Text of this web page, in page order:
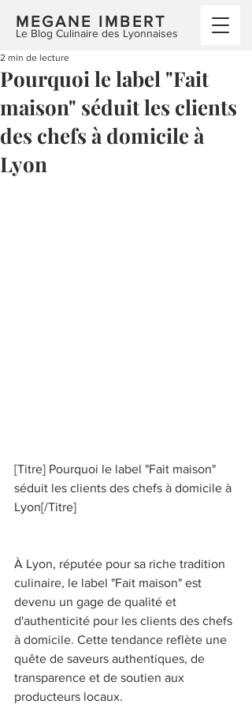
MEGANE IMBERT
Le Blog Culinaire des Lyonnaises
Pourquoi le label "Fait
maison" séduit les clients
des chefs à domicile à
Lyon
2 min de lecture
[Titre] Pourquoi le label "Fait maison"
séduit les clients des chefs à domicile à
Lyon[/Titre]
À Lyon, réputée pour sa riche tradition
culinaire, le label "Fait maison" est
devenu un gage de qualité et
d'authenticité pour les clients des chefs
à domicile. Cette tendance reflète une
quête de saveurs authentiques, de
transparence et de soutien aux
producteurs locaux.